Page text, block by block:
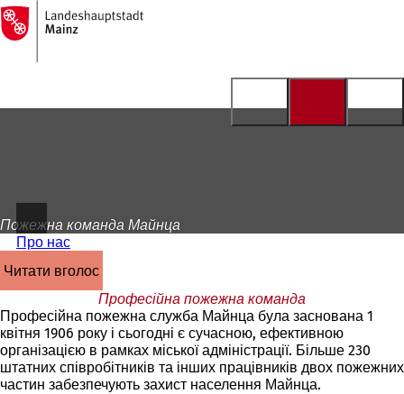
Перейти до змісту
На
головну
сторінку
Пожежна команда Майнца
Про нас
читати вголос
Професійна пожежна команда
Професійна пожежна служба Майнца була заснована 1
квітня 1906 року і сьогодні є сучасною, ефективною
організацією в рамках міської адміністрації. Більше 230
штатних співробітників та інших працівників двох пожежних
частин забезпечують захист населення Майнца.